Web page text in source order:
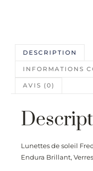
DESCRIPTION
INFORMATIONS
AVIS (0)
Lunettes de soleil
Endura Brillant,